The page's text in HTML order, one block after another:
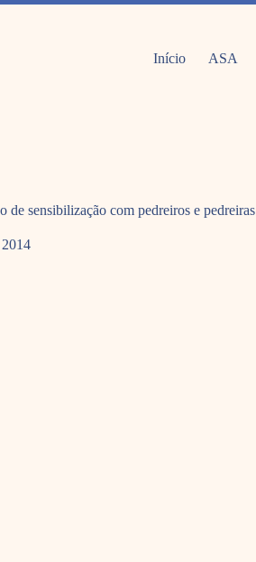
Início ASA
de sensibilização com pedreiros e pedreiras